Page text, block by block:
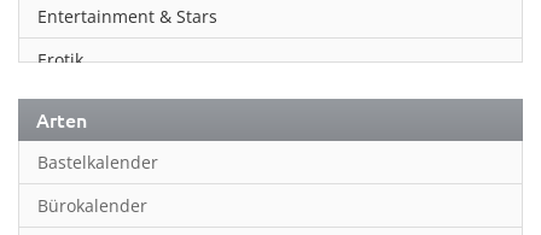
Entertainment & Stars
Erotik
Essen & Trinken
Familienplaner
Fantasy
Arten
Bastelkalender
Bürokalender